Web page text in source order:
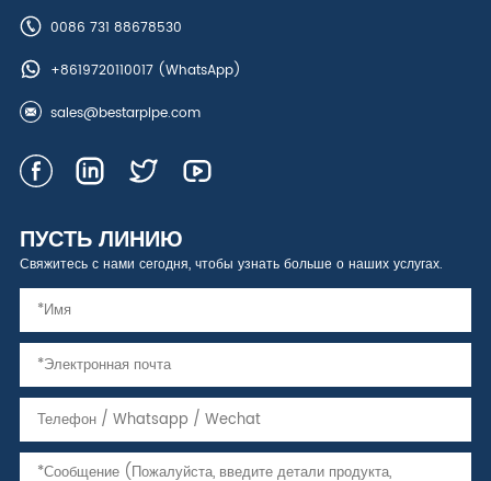
0086 731 88678530
+8619720110017(WhatsApp)
sales@bestarpipe.com
ПУСТЬ ЛИНИЮ
Свяжитесь с нами сегодня, чтобы узнать больше о наших услугах.